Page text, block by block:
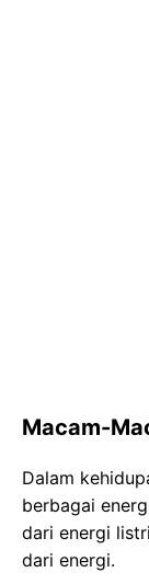
Macam-
Dalam
berbagai
dari energi
dari energi.